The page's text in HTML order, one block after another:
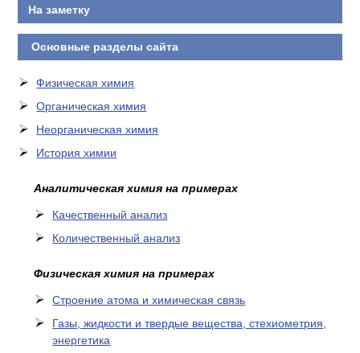
На заметку
Основные разделы сайта
Физическая химия
Органическая химия
Неорганическая химия
История химии
Аналитическая химия на примерах
Качественный анализ
Количественный анализ
Физическая химия на примерах
Cтроение атома и химическая связь
Газы, жидкости и твердые вещества, стехиометрия,
энергетика